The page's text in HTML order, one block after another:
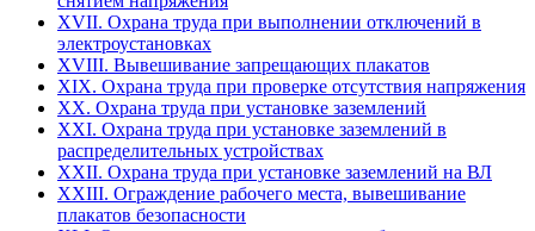
XVII. Охрана труда при выполнении отключений в
электроустановках
XVIII. Вывешивание запрещающих плакатов
XIX. Охрана труда при проверке отсутствия напряжения
XX. Охрана труда при установке заземлений
XXI. Охрана труда при установке заземлений в
распределительных устройствах
XXII. Охрана труда при установке заземлений на ВЛ
XXIII. Ограждение рабочего места, вывешивание
плакатов безопасности